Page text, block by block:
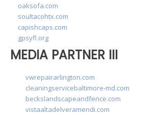
oaksofa.com
soultacohtx.com
capishcaps.com
gpsyfl.org
MEDIA PARTNER III
vwrepairarlington.com
cleaningservicebaltimore-md.com
beckslandscapeandfence.com
vistaaltadelveramendi.com